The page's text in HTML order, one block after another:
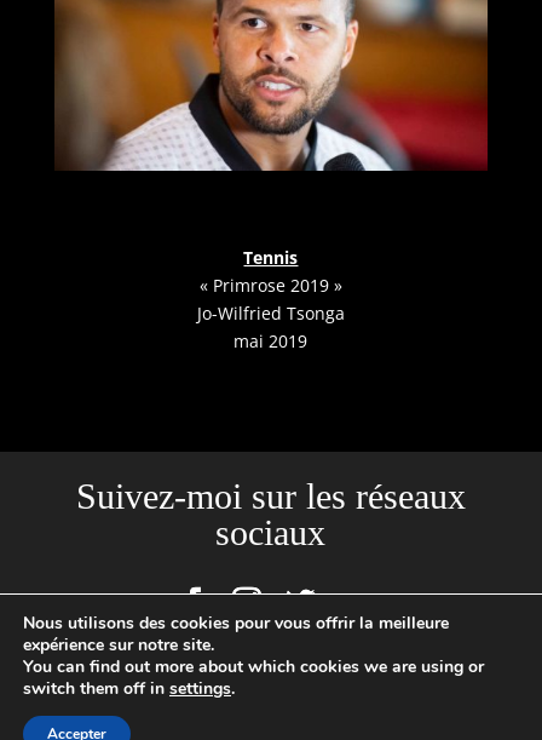
Tennis
« Primrose 2019 »
Jo-Wilfried Tsonga
mai 2019
Suivez-moi sur les réseaux
sociaux
Site créé par l'Agence Backstages | Loïc Cousin Photographe
Professionnel, N°SIRET : 520465949 00029 | 2020 © TOUTES PHOTOS
Nous utilisons des cookies pour vous offrir la meilleure
expérience sur notre site.
You can find out more about which cookies we are using or
switch them off in settings.
Accepter